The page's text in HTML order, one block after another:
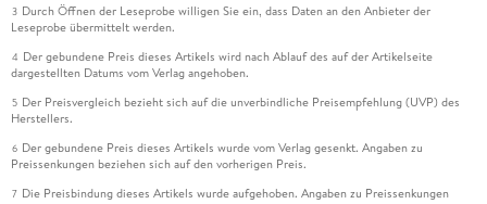
3 Durch Öffnen der Leseprobe willigen Sie ein, dass Daten an den Anbieter der
Leseprobe übermittelt werden.
4 Der gebundene Preis dieses Artikels wird nach Ablauf des auf der Artikelseite
dargestellten Datums vom Verlag angehoben.
5 Der Preisvergleich bezieht sich auf die unverbindliche Preisempfehlung (UVP) des
Herstellers.
6 Der gebundene Preis dieses Artikels wurde vom Verlag gesenkt. Angaben zu
Preissenkungen beziehen sich auf den vorherigen Preis.
7 Die Preisbindung dieses Artikels wurde aufgehoben. Angaben zu Preissenkungen